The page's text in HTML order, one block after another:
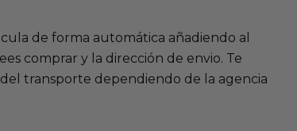
de forma automática añadiendo al
comprar y la dirección de envio. Te
transporte dependiendo de la agencia